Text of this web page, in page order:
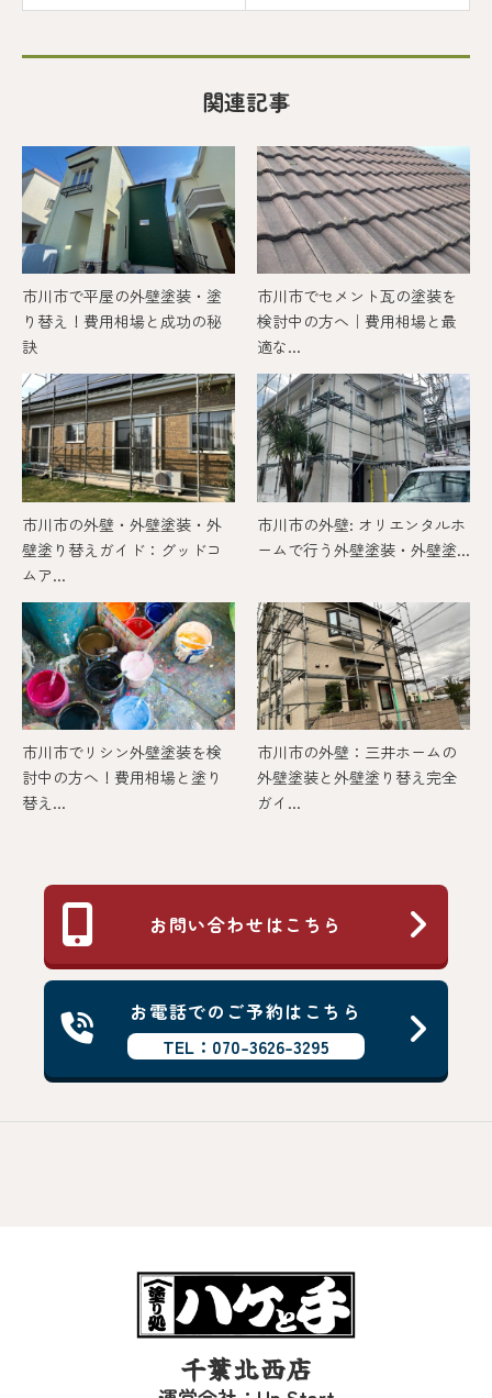
関連記事
市川市で平屋の外壁塗装・塗
り替え！費用相場と成功の秘
訣
市川市でセメント瓦の塗装を
検討中の方へ｜費用相場と最
適な...
市川市の外壁・外壁塗装・外
壁塗り替えガイド：グッドコ
ムア...
市川市の外壁: オリエンタルホ
ームで行う外壁塗装・外壁塗...
市川市でリシン外壁塗装を検
討中の方へ！費用相場と塗り
替え...
市川市の外壁：三井ホームの
外壁塗装と外壁塗り替え完全
ガイ...
お問い合わせはこちら
お電話でのご予約はこちら
TEL：070-3626-3295
千葉北西店